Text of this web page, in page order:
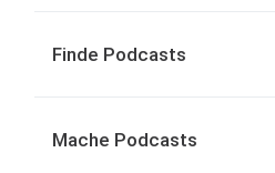
Finde Podcasts
Mache Podcasts